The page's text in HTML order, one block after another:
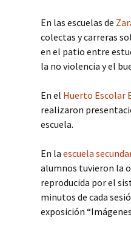
En las escuelas de
colectas y carreras
en el patio entre
la no violencia y el
En el Huerto Escolar
realizaron
escuela.
En laescuela
alumnos tuvieron la
reproducida por el
minutos de cada
exposición